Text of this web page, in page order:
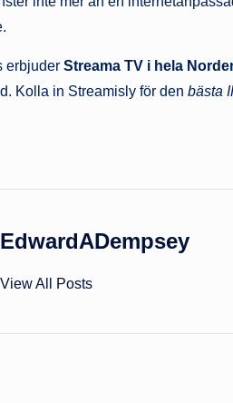
erbjuder Streama TV i hela
Kolla in Streamisly för den bästa
EdwardADempsey
View All Posts